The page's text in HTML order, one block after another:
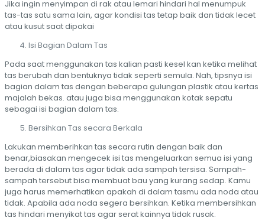
Jika ingin menyimpan di rak atau lemari hindari hal menumpuk
tas-tas satu sama lain, agar kondisi tas tetap baik dan tidak lecet
atau kusut saat dipakai
Isi Bagian Dalam Tas
Pada saat menggunakan tas kalian pasti kesel kan ketika melihat
tas berubah dan bentuknya tidak seperti semula. Nah, tipsnya isi
bagian dalam tas dengan beberapa gulungan plastik atau kertas
majalah bekas. atau juga bisa menggunakan kotak sepatu
sebagai isi bagian dalam tas.
Bersihkan Tas secara Berkala
Lakukan memberihkan tas secara rutin dengan baik dan
benar,biasakan mengecek isi tas mengeluarkan semua isi yang
berada di dalam tas agar tidak ada sampah tersisa. Sampah-
sampah tersebut bisa membuat bau yang kurang sedap. Kamu
juga harus memerhatikan apakah di dalam tasmu ada noda atau
tidak. Apabila ada noda segera bersihkan. Ketika membersihkan
tas hindari menyikat tas agar serat kainnya tidak rusak.